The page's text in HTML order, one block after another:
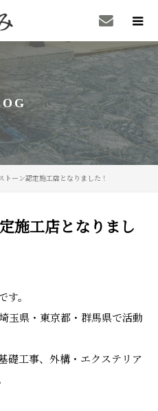
トーン認定施工店となりました！
施工店となりまし
す。
玉県・東京都・群馬県で活動
礎工事、外構・エクステリア